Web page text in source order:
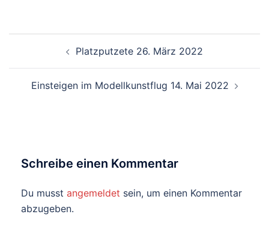
Platzputzete 26. März 2022
Einsteigen im Modellkunstflug 14. Mai 2022
Schreibe einen Kommentar
Du musst angemeldet sein, um einen Kommentar
abzugeben.